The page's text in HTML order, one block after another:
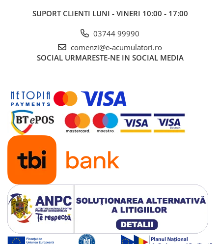
SUPORT CLIENTI LUNI - VINERI 10:00 - 17:00
03744 99990
comenzi@e-acumulatori.ro
SOCIAL URMARESTE-NE IN SOCIAL MEDIA